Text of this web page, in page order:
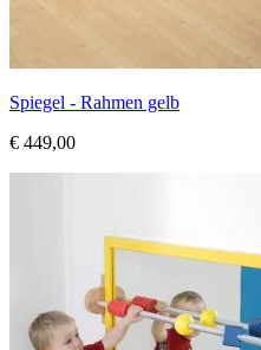
Spiegel - Rahmen gelb
€ 449,00